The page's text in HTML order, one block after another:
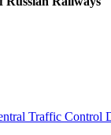
Traffic Control